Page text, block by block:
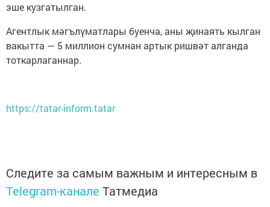
эше кузгатылган.
Агентлык мәгълүматлары буенча, аны җинаять кылган
вакытта — 5 миллион сумнан артык ришвәт алганда
тоткарлаганнар.
https://tatar-inform.tatar
Следите за самым важным и интересным в
Telegram-канале Татмедиа